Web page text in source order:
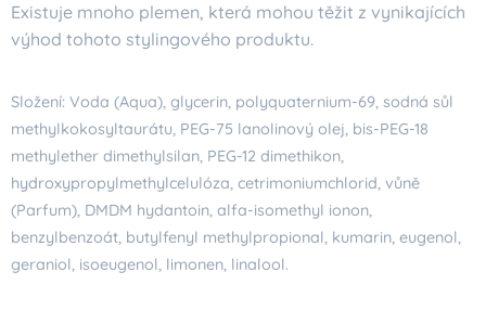
Existuje mnoho plemen, která mohou těžit z vynikajících
výhod tohoto stylingového produktu.
Složení: Voda (Aqua), glycerin, polyquaternium-69, sodná sůl
methylkokosyltaurátu, PEG-75 lanolinový olej, bis-PEG-18
methylether dimethylsilan, PEG-12 dimethikon,
hydroxypropylmethylcelulóza, cetrimoniumchlorid, vůně
(Parfum), DMDM hydantoin, alfa-isomethyl ionon,
benzylbenzoát, butylfenyl methylpropional, kumarin, eugenol,
geraniol, isoeugenol, limonen, linalool.